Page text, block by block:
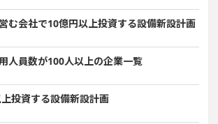
む会社で10億円以上投資する設備新設計画
人員数が100人以上の企業一覧
投資する設備新設計画